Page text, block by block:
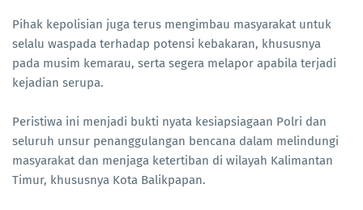
Pihak kepolisian juga terus mengimbau masyarakat untuk
selalu waspada terhadap potensi kebakaran, khususnya
pada musim kemarau, serta segera melapor apabila terjadi
kejadian serupa.
Peristiwa ini menjadi bukti nyata kesiapsiagaan Polri dan
seluruh unsur penanggulangan bencana dalam melindungi
masyarakat dan menjaga ketertiban di wilayah Kalimantan
Timur, khususnya Kota Balikpapan.